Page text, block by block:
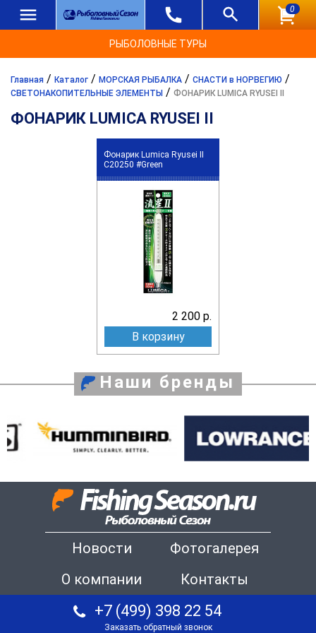
0
РЫБОЛОВНЫЕ ТУРЫ
Главная / Каталог / МОРСКАЯ РЫБАЛКА / СНАСТИ в НОРВЕГИЮ /
СВЕТОНАКОПИТЕЛЬНЫЕ ЭЛЕМЕНТЫ / ФОНАРИК LUMICA RYUSEI II
ФОНАРИК LUMICA RYUSEI II
Фонарик Lumica Ryusei II
C20250 #Green
2 200 р.
В корзину
Наши бренды
Новости
Фотогалерея
О компании
Контакты
+7 (499) 398 22 54
Заказать обратный звонок